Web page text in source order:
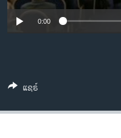
ຊຸມຊົນຊາວລາວ
ວິທະຍາສາດ-ເທັກໂນໂລຈີ
ພາສາອັງກິດ
0:00
ແຊຣ໌